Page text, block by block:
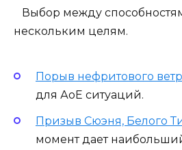
Выбор между
нескольким целям.
Порыв нефритового
для АоЕ ситуаций.
Призыв Сюэня, Белого
момент дает